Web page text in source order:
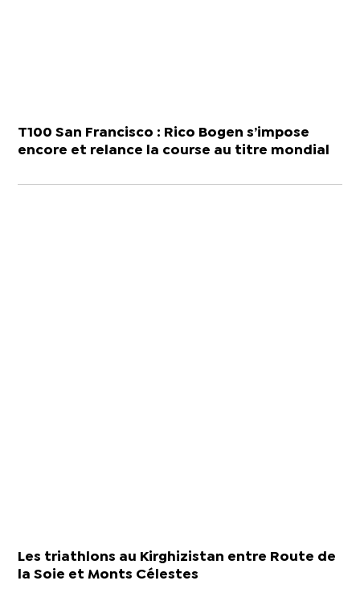
T100 San Francisco : Rico Bogen s’impose
encore et relance la course au titre mondial
Les triathlons au Kirghizistan entre Route de
la Soie et Monts Célestes